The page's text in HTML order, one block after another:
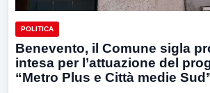
POLITICA
Benevento, il Comune sigla
intesa per l’attuazione del
“Metro Plus e Città medie